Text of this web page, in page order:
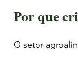
Por que
O setor